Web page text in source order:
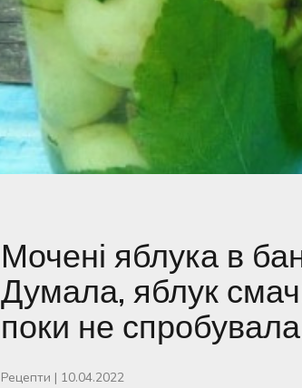
Мочені яблука в
Думала, яблук
поки не
Рецепти | 10.04.2022